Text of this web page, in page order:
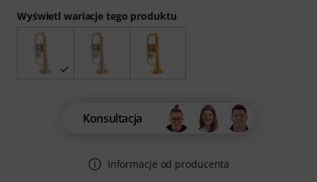
Wyświetl wariacje tego produktu
Konsultacja
Informacje od producenta